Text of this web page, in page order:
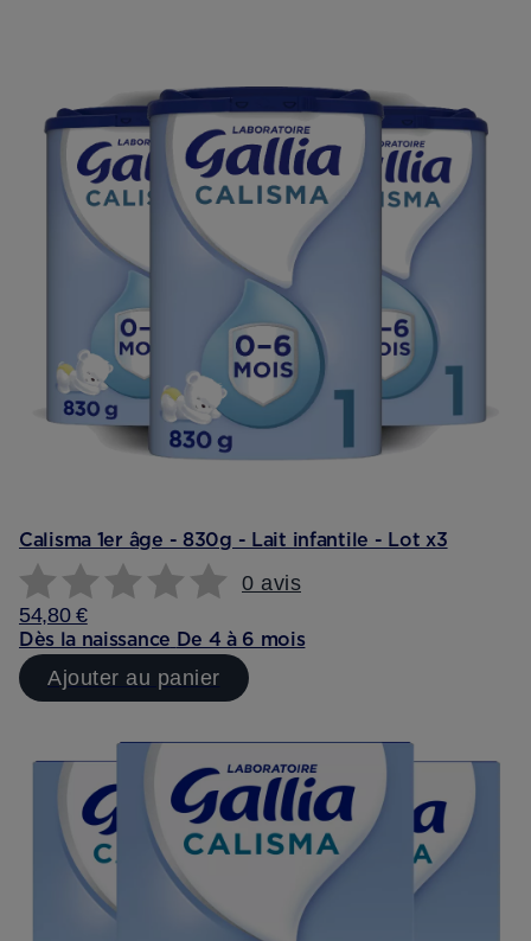
Calisma 1er âge - 830g - Lait infantile - Lot x3
0 avis
54,80 €
Dès la naissance De 4 à 6 mois
Ajouter au panier